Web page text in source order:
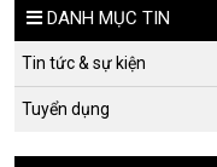
DANH MỤC TIN
Tin tức & sự kiện
Tuyển dụng